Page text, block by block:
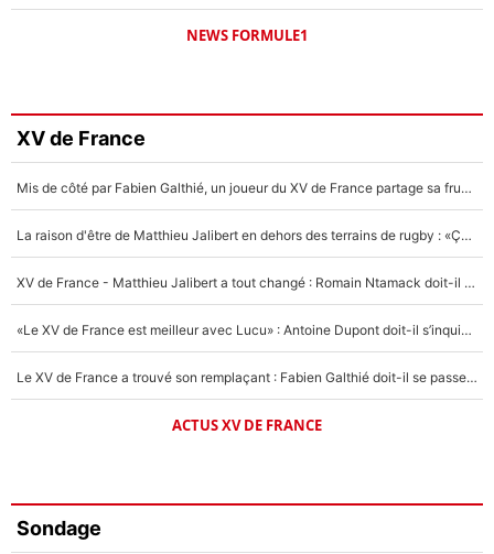
NEWS FORMULE1
XV de France
Mis de côté par Fabien Galthié, un joueur du XV de France partage sa frustration : «ils ne me l’ont pas dit tout de suite»
La raison d'être de Matthieu Jalibert en dehors des terrains de rugby : «Ça m'atteint autant que si tu touches à un membre de ma famille»
XV de France - Matthieu Jalibert a tout changé : Romain Ntamack doit-il s’inquiéter pour sa place à un an de la Coupe du monde ?
«Le XV de France est meilleur avec Lucu» : Antoine Dupont doit-il s’inquiéter pour sa place ?
Le XV de France a trouvé son remplaçant : Fabien Galthié doit-il se passer d'Antoine Dupont ?
ACTUS XV DE FRANCE
Sondage